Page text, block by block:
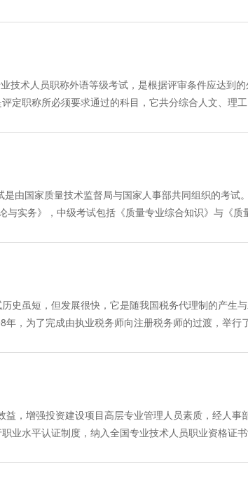
费方式（参见网页下方支付说明）
index.htm 付费方式：现场学习卡充值
东升路1号人力资源中心市场2号楼5楼 在线、汇款支
见网页下方支付说明）
都在90%以上。网校2007年经济资格考试(经济师)
名师亲自答疑、专家定期实时访谈等方式进行教学
考试教材和大纲对各章节的具体内容和题例进行详细
线练习+4套全真模拟试题。主要是讲解考试相关的
试起到画龙点睛的作用。报名后进入课堂可看到全部
对教材知识体系的全面掌握，再加上冲刺班最后阶
] 学员可随时报名参加学习，学习期限一直到本
内容、形式] 经济师网络教学形式主要分二个部
考点、重点、难点的分析，使学员对考试内容轻松
习题，对照答案和解析检查自己实际学习效果。专家
3、课件下载：课堂讲座下载：在课堂上方有"课件
本地硬盘指定的地方,这样可以在不上网的状态听这些
再打开word编辑软件按Ctrl+V键,即可将讲义内容拷贝
基础等课程的辅导工作，是国内最早进行经济师考试辅
点突出。郭老师2003-2005年所辅导课程的辅导效果得
中级经济基础考试辅导最权威专家"。 [收费标准]
上9折优惠； 老学员报一科、两科享受9折优惠，
式：现场学习卡充值 售卡热线：2214398、
市场2号楼5楼 在线、汇款支付 点此进入付费方
职务试行条例中规定需具备一定外语水平的专业技术
、审计师），成绩合格，已取得专业技术资格的专业
解)、句群部分(句群理解)、短文部分(短文理解)三个部
环球职业教育在线职称日语辅导包含了职称日语
，老师会在讲课中提醒学员。该课程是老师严格按照
讲最后又有在线作业，给学员更多练习的机会，以达
蕊：北京大学外国语学院硕士，已通过日语国际能力
讲授《大家日本语》、《标准日本语》等，受到学生
部分题进行详细分析。 四、教学形式 职称日语远
关知识。 2、课堂练习：听完讲座后，学员可点击“
效果。 3、课件下载： 课堂讲座下载：在课堂左
格式)保存到自己本地硬盘指定的地方,这样可以在不上
此按钮，就可以将讲义下载并保存到自己本地硬盘指
习卡充值 售卡热线：2214398、2214638 联系人：
、汇款支付 进入以下网址: http://www.jxkp.com/
职称外语等级考试，是根据评审条件应达到的
定职称所必须要求通过的科目，它共分综合人文、理
别属专业技术职务试行条例中规定需具备一定外语水
济师、统计师、审计师），成绩合格，已取得专业技
间：2007年6月30日·班别设置： 环球职业教育在
分为四个阶段的系列辅导班，老师对各个方面的知识
学习方法的介绍更是丝丝入扣。学员可以根据自身实
级别，为最终通过打下坚实基础。基础班不分类别与
功能及复习要点，第5－6课时:形容词与副词的语法功
10课时: 介词，情态助动词的语法功能及复习要点，
态及其意义，第15－16课时:动词的各种语态及主谓一
， 第25－26课时:虚拟语气的构成及用法，第27－28
推出，根据情况还将更新，可保持到考试前，在此期
霞等老师多年辅导经验、根据教材、根据题型对课
工类C级、卫生类AB级、卫生类C级。每一课程均为44
意与完成句子8课时，补全短文8课时，模拟试题4讲。
意多次进行学习。 2007年精讲班辅导将先采用2006
程免费提供给已报名参加辅导的学员学习，课程保持
该阶段主要是模拟测试，以达到检验考前复习效果的
卫生类AB级。每一课程均为18课时：含模拟试题1讲
括大意、完成句子4课时。课程拟定于考前两个月推出
段课程分类但不会级别，分别为综合类、理工类、卫
由国家质量技术监督局与国家人事部共同组织的考试
实务》，中级考试包括《质量专业综合知识》与《质
一般于当年的6月中旬举行，2007年考试时间：6月
线与国内质量专业考试培训权威机构北京品管技术培
网上远程辅导。2007年辅导将举办中级考试《质量专
精讲班： 中级课程《质量专业综合知识》课程为38
拟试题。 初级课程《质量专业相关知识》为38课时
。 该课程辅导将由一批在高校从事质量教学工作的
名参加学习，网络课堂内按照每周一、三的学习进度
学员每天24小时可以不限时间随时反复学习。 ·教
1、录音讲座：讲座主要为教师根据多年教学经验，
给出评分和标准答案，学员对照答案和解析检查自己
它每科课程学费200元 报三科及以上9折优惠； 老学
售卡热线：2214398、2214638 联系人：董先生、邵
入以下网址: http://www.jxkp.com/edu24ol/ 注册用户
史虽短，但发展很快，它是随我国税务代理制的产生
，为了完成由执业税务师向注册税务师的过渡，举行
科次，截至2005年，我国通过考试取得注册税
。 ·课程设置： 注册税务师考试科目包括税法（一）、
目的考试时间均为150分钟，卷面分数除税务代理实务
值税、消费税、营业税、资源税的政策规定及其计算
税、个人所得税、土地增值税、印花税等其他税种的政
实际应用； 《税收相关法律》主要考核与涉税事宜
行政诉讼法等。 《税务代理实务》主要考核现行各税
税务师辅导科目精讲班冲刺班主讲老师课时主讲老师
玉娟40王玉娟20 税收相关法律 王尤贵40王尤贵20
，增强投资建设项目高层专业管理人员素质，经人事
业水平认证制度，纳入全国专业技术人员职业资格证
水平证书》的人员，可受聘承担投资建设项目高层专
一组织，原则上每年举行1次，时间定于每年的第二季
策》、《投资建设项目组织》和《投资建设项目实施》